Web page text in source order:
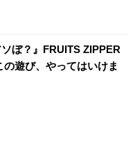
ソぼ？』FRUITS ZIPPER
遊び、やってはいけま